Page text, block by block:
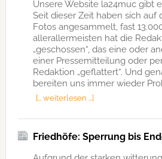
Unsere Website la24muc gibt
Seit dieser Zeit haben sich auf
Fotos angesammelt, fast
allerallermeisten hat die
„geschossen“, das eine oder
einer Pressemitteilung oder
Redaktion „geflattert“. Und
bereiten uns immer wieder
[… weiterlesen …]
Friedhöfe: Sperrung bis